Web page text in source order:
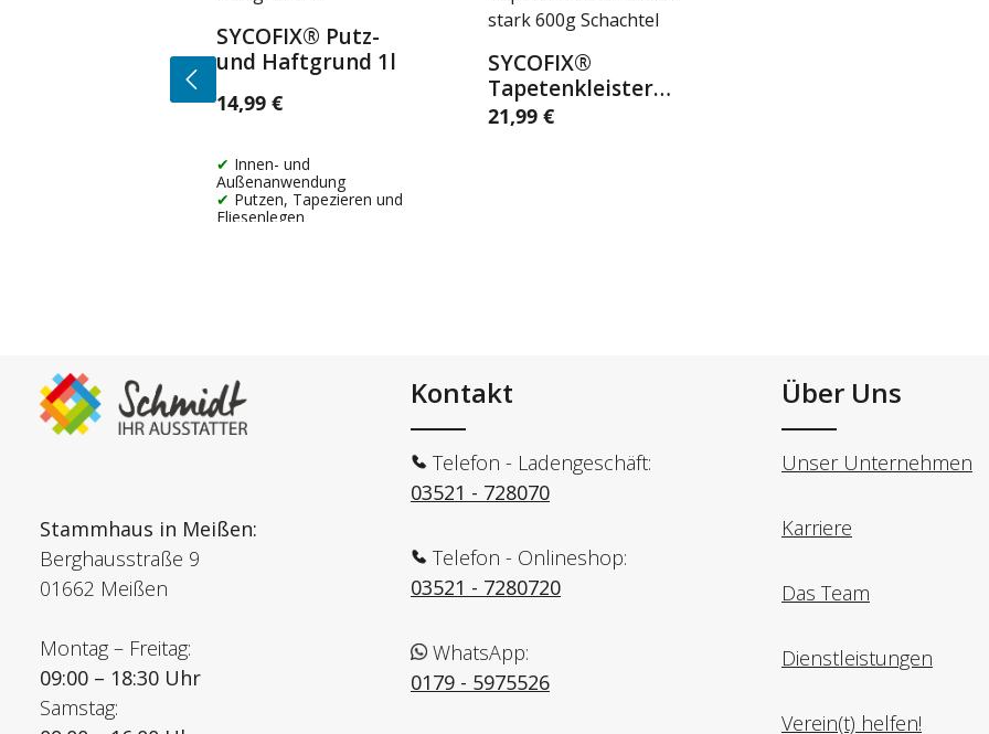
Details
SYCOFIX® Putz-
und Haftgrund 1l
Regulärer Preis:
14,99 €
Innen- und
Außenanwendung
Putzen, Tapezieren und
Fliesenlegen
Details
SYCOFIX®
Tapetenkleister
extra-stark 600g
Regulärer Preis:
21,99 €
Stammhaus in Meißen:
Berghausstraße 9
01662 Meißen
Montag – Freitag:
09:00 – 18:30 Uhr
Samstag:
Kontakt
Telefon - Ladengeschäft:
03521 - 728070
Telefon - Onlineshop:
03521 - 7280720
WhatsApp:
0179 - 5975526
Über Uns
Unser Unternehmen
Karriere
Das Team
Dienstleistungen
Verein(t) helfen!